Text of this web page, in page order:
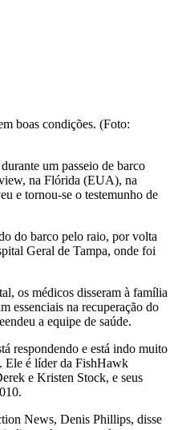
boas condições. (Foto:
um passeio de barco
na Flórida (EUA), na
e tornou-se o testemunho de
do barco pelo raio, por volta
Geral de Tampa, onde foi
os médicos disseram à família
essenciais na recuperação do
a equipe de saúde.
respondendo e está indo muito
Ele é líder da FishHawk
e Kristen Stock, e seus
News, Denis Phillips, disse